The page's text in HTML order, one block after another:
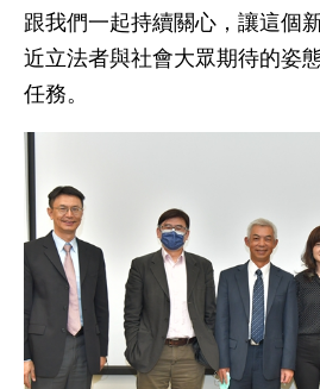
跟我們一起持續關心，讓這個
近立法者與社會大眾期待的姿
任務。